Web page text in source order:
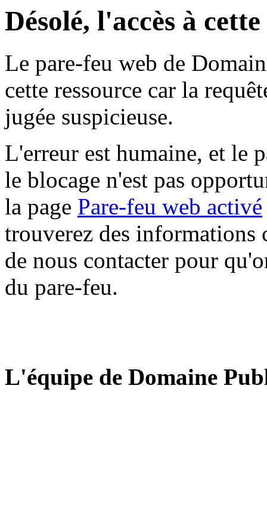
Désolé, l'accès à
Le pare-feu web de
cette ressource car la
jugée suspicieuse.
L'erreur est humaine, et le
le blocage n'est pas
la page Pare-feu web activé
trouverez des informations
de nous contacter pour
du pare-feu.
L'équipe de Domaine